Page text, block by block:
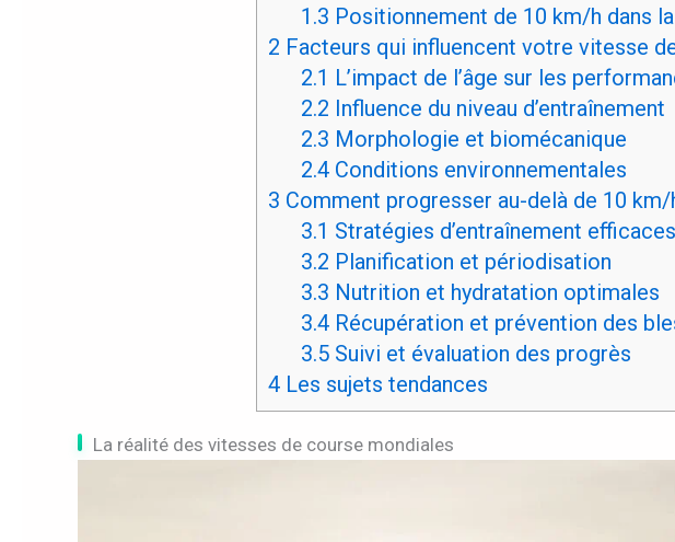
1.3 Positionnement de 10 km/h dans
2 Facteurs qui influencent votre vitesse
2.1 L’impact de l’âge sur les
2.2 Influence du niveau d’entraînement
2.3 Morphologie et biomécanique
2.4Conditions environnementales
3 Comment progresser au-delà de 10 km/
3.1 Stratégies d’entraînement efficaces
3.2 Planification et périodisation
3.3 Nutrition et hydratation optimales
3.4Récupération et prévention des
3.5Suivi et évaluation des progrès
4Les sujets tendances
La réalité des vitesses de course mondiales